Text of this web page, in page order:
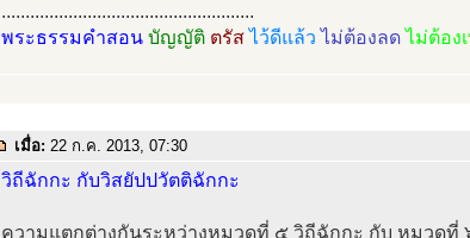
.....................................................
พระธรรมคำสอน บัญญัติ ตรัสไว้ดีแล้วไม่ต้องลดไม่ต้อง
เมื่อ: 22 ก.ค. 2013, 07:30
วิถีฉักกะ กับวิสยัปปวัตติฉักกะ
ความแตกต่างกันระหว่างหมวดที่ ๕ วิถีฉักกะ กับ หมวดที่